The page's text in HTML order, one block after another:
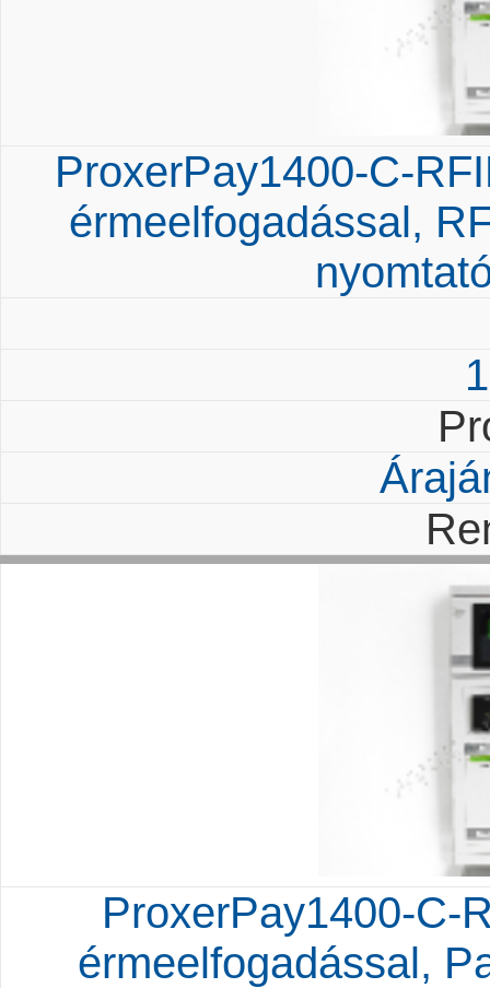
ProxerPay1400-C-
érmeelfogadással,
ProxerPay1400-C-
érmeelfogadással,